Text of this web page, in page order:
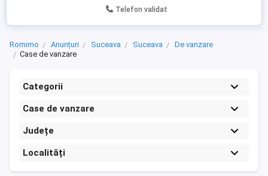
Telefon validat
Romimo Anunțuri Suceava Suceava
De vanzare
Case de vanzare
Categorii
Case de vanzare
Județe
Localități